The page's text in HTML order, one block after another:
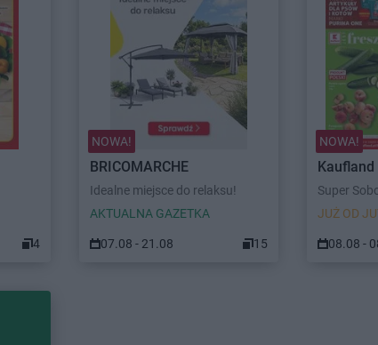
4
NOWA!
BRICOMARCHE
Idealne miejsce do relaksu!
AKTUALNA GAZETKA
07.08 - 21.08 15
NOWA!
Kaufland
Super
JUŻ OD
08.08 -